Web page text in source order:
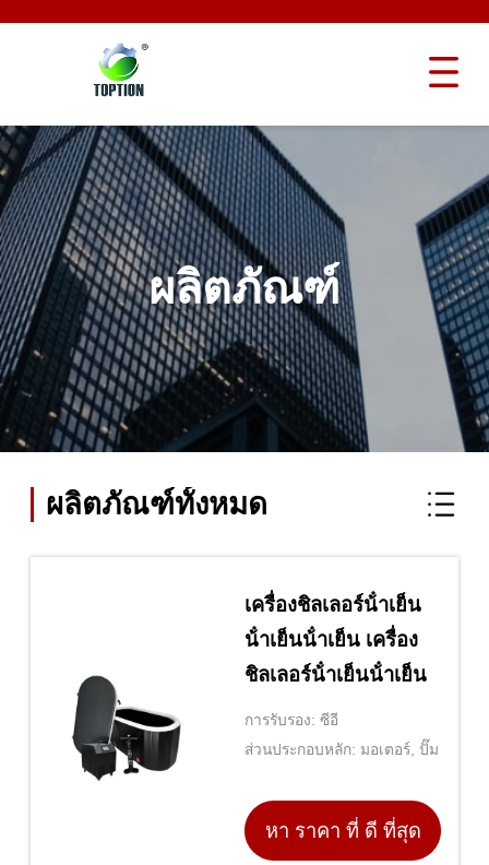
ผลิตภัณฑ์
ผลิตภัณฑ์ทั้งหมด
เครื่องชิลเลอร์น้ําเย็น
น้ําเย็นน้ําเย็น เครื่อง
ชิลเลอร์น้ําเย็นน้ําเย็น
การรับรอง: ซีอี
ส่วนประกอบหลัก: มอเตอร์, ปั๊ม
หา ราคา ที่ ดี ที่สุด